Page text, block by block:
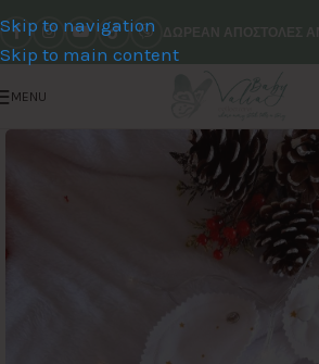
Skip to navigation
Skip to main content
MENU